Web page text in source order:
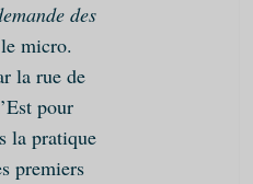
des
micro.
la rue de
pour
la pratique
premiers